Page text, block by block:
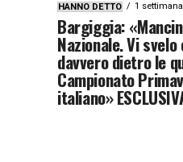
HANNO DETTO 1
Bargiggia:
Nazionale. Vi
davvero dietro le
Campionato
italiano»